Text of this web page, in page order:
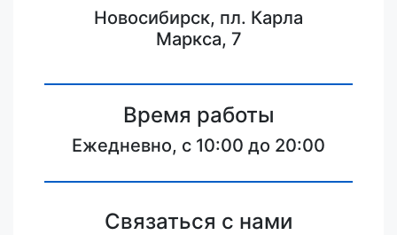
Новосибирск, пл. Карла
Маркса, 7
Время работы
Ежедневно, с 10:00 до 20:00
Связаться с нами